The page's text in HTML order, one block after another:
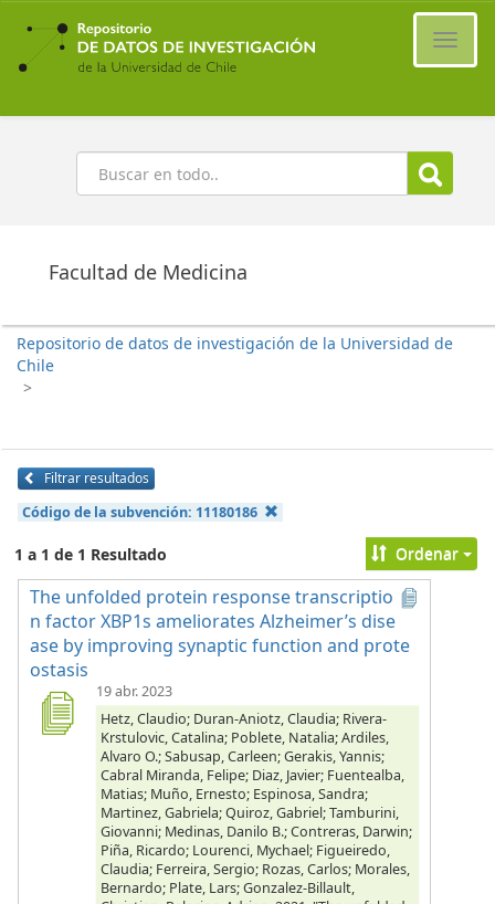
Ir
contenido
principal
Buscar
Facultad de Medicina
Repositorio de datos de investigación de la Universidad de
Chile
>
Filtrar resultados
Código de la subvención: 11180186
1 a 1 de 1 Resultado Ordenar
The unfolded protein response transcriptio
n factor XBP1s ameliorates Alzheimer’s dise
ase by improving synaptic function and prote
ostasis
19 abr. 2023
Hetz, Claudio; Duran-Aniotz, Claudia; Rivera-
Krstulovic, Catalina; Poblete, Natalia; Ardiles,
Alvaro O.; Sabusap, Carleen; Gerakis, Yannis;
Cabral Miranda, Felipe; Diaz, Javier; Fuentealba,
Matias; Muño, Ernesto; Espinosa, Sandra;
Martinez, Gabriela; Quiroz, Gabriel; Tamburini,
Giovanni; Medinas, Danilo B.; Contreras, Darwin;
Piña, Ricardo; Lourenci, Mychael; Figueiredo,
Claudia; Ferreira, Sergio; Rozas, Carlos; Morales,
Bernardo; Plate, Lars; Gonzalez-Billault,